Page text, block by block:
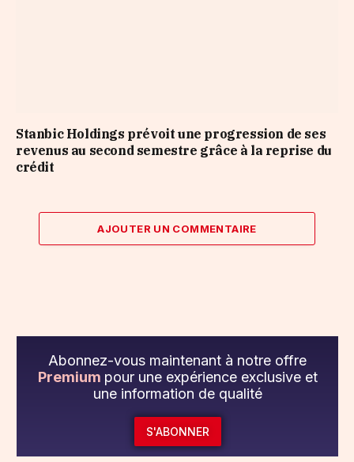
Stanbic Holdings prévoit une progression de ses
revenus au second semestre grâce à la reprise du
crédit
AJOUTER UN COMMENTAIRE
Abonnez-vous maintenant à notre offre
Premium pour une expérience exclusive et
une information de qualité
S'ABONNER